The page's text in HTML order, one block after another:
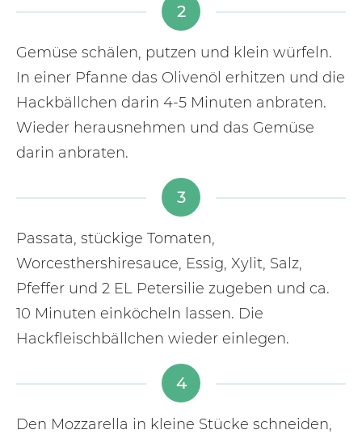
2
Gemüse schälen, putzen und klein würfeln.
In einer Pfanne das Olivenöl erhitzen und die
Hackbällchen darin 4-5 Minuten anbraten.
Wieder herausnehmen und das Gemüse
darin anbraten.
3
Passata, stückige Tomaten,
Worcesthershiresauce, Essig, Xylit, Salz,
Pfeffer und 2 EL Petersilie zugeben und ca.
10 Minuten einköcheln lassen. Die
Hackfleischbällchen wieder einlegen.
4
Den Mozzarella in kleine Stücke schneiden,